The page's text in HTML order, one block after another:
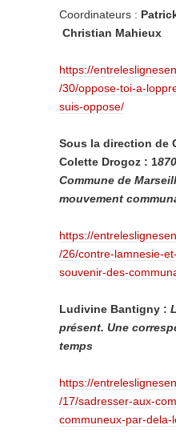
Coordinateurs :
Christian Mahieux
https://
/30/oppose-toi-a-
suis-oppose/
Sous la direction de
Colette Drogoz : 1
Commune de
mouvement
https://
/26/contre-lamnesie-
souvenir-des-
Ludivine Bantigny :
présent. Une
temps
https://
/17/sadresser-aux-
communeux-par-dela-